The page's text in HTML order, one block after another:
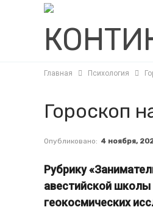
Главная Психология
Гороскоп
Опубликовано: 4 ноября,
Рубрику
авестийской
геокосмических